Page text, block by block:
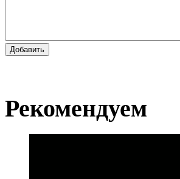
Добавить
Рекомендуем